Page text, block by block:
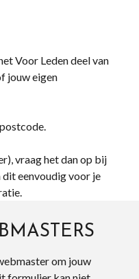
Voor Leden deel van
jouw eigen
vraag het dan op bij
dit eenvoudig voor je
om jouw